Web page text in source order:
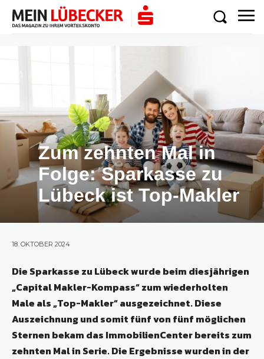
Zum zehnten Mal in
Folge: Sparkasse zu
Lübeck ist Top-Makler
18. OKTOBER 2024
Die Sparkasse zu Lübeck wurde beim diesjährigen
„Capital Makler-Kompass“ zum wiederholten
Male als „Top-Makler“ ausgezeichnet. Diese
Auszeichnung und somit fünf von fünf möglichen
Sternen bekam das ImmobilienCenter bereits zum
zehnten Mal in Serie. Die Ergebnisse wurden in der